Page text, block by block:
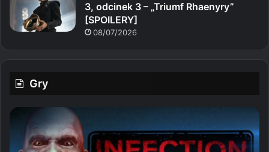
3, odcinek 3 – „Triumf Rhaenyry”
[SPOILERY]
08/07/2026
Gry